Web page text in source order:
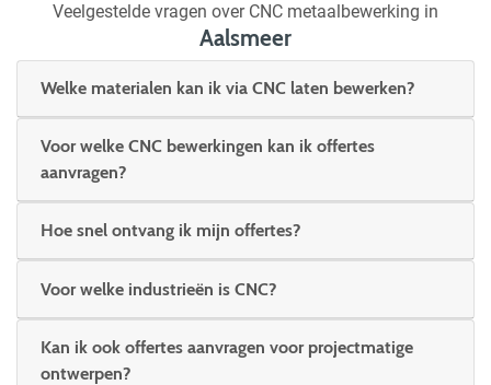
Veelgestelde vragen over CNC metaalbewerking in
Aalsmeer
Welke materialen kan ik via CNC laten bewerken?
Voor welke CNC bewerkingen kan ik offertes
aanvragen?
Hoe snel ontvang ik mijn offertes?
Voor welke industrieën is CNC?
Kan ik ook offertes aanvragen voor projectmatige
ontwerpen?